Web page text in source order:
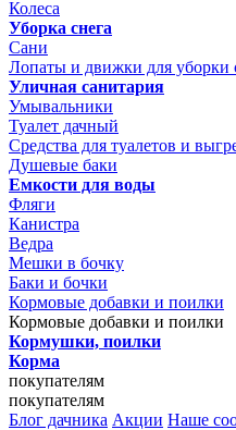
Колеса
Уборка снега
Сани
Лопаты и движки для уборки
Уличная санитария
Умывальники
Туалет дачный
Средства для туалетов и
Душевые баки
Емкости для воды
Фляги
Канистра
Ведра
Мешки в бочку
Баки и бочки
Кормовые добавки и поилки
Кормовые добавки и поилки
Кормушки, поилки
Корма
покупателям
покупателям
Блог дачника Акции Наше